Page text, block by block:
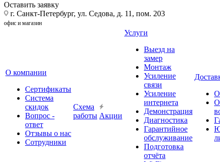
Оставить заявку
г. Санкт-Петербург, ул. Седова, д. 11, пом. 203
офис и магазин
О компании
Сертификаты
Система
скидок
Вопрос -
ответ
Отзывы о нас
Сотрудники
Схема
работы Акции
Услуги
Выезд на
замер
Монтаж
Усиление
связи
Усиление
интернета
Демонстрация
Диагностика
Гарантийное
обслуживание
Подготовка
отчёта